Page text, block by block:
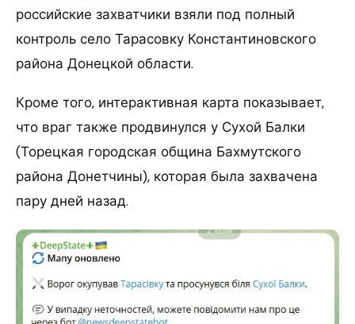
российские захватчики взяли под полный
контроль село Тарасовку Константиновского
района Донецкой области.
Кроме того, интерактивная карта показывает,
что враг также продвинулся у Сухой Балки
(Торецкая городская община Бахмутского
района Донетчины), которая была захвачена
пару дней назад.